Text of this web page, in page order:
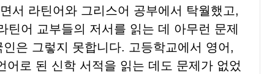
서 라틴어와 그리스어 공부에서 탁월했고,
틴어 교부들의 저서를 읽는 데 아무런 문제
은 그렇지 못합니다. 고등학교에서 영어,
로 된 신학 서적을 읽는 데도 문제가 없었